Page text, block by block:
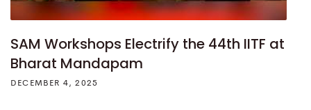
SAM Workshops Electrify the 44th IITF at
Bharat Mandapam
DECEMBER 4, 2025